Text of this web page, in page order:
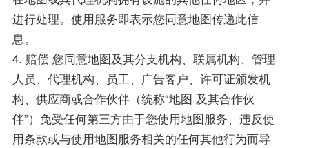
进行处理。使用服务即表示您同意地图传递此信
息。
4. 赔偿 您同意地图及其分支机构、联属机构、管理
人员、代理机构、员工、广告客户、许可证颁发机
构、供应商或合作伙伴（统称“地图 及其合作伙
伴”）免受任何第三方由于您使用地图服务、违反使
用条款或与使用地图服务相关的任何其他行为而导